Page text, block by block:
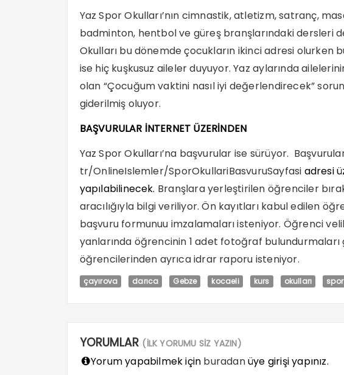
Yaz Spor Okulları’nın cimnastik, atletizm, satranç,
badminton, hentbol ve güreş branşlarındaki dersleri
Okulları bu dönemde çocukların ikinci adresi olurken
ise hiç kuşkusuz aileler duyuyor. Yaz aylarında
olan “Çocuğum vaktini nasıl iyi değerlendirecek”
giderilmiş oluyor.
BAŞVURULAR İNTERNET ÜZERİNDEN
Yaz Spor Okulları’na başvurular ise sürüyor.
tr/OnlineIslemler/SporOkullariBasvuruSayfasi adresi
yapılabilinecek. Branşlara yerleştirilen öğrenciler
aracılığıyla bilgi veriliyor. Ön kayıtları kabul edilen
başvuru formunuu imzalamaları isteniyor. Öğrenci
yanlarında öğrencinin 1 adet fotoğraf bulundurmaları
öğrencilerinden ayrıca idrar raporu isteniyor.
çayırova darıca Gebze kocaeli kurs okulları spor
YORUMLAR (İLK YORUMU SİZ YAZIN)
Yorum yapabilmek için buradanüye girişi yapınız.